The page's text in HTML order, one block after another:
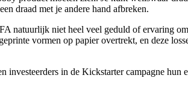
draad met je andere hand afbreken.
natuurlijk niet heel veel geduld of ervaring
vormen op papier overtrekt, en deze
in de Kickstarter campagne hun